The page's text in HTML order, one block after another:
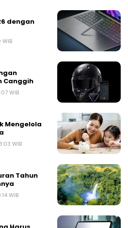
dengan
Canggih
WIB
Mengelola
WIB
Tahun
WIB